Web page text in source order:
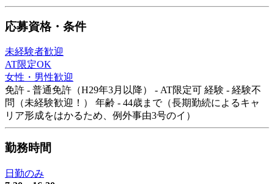
応募資格・条件
未経験者歓迎
AT限定OK
女性・男性歓迎
免許 - 普通免許（H29年3月以降） - AT限定可 経験 - 経験不
問（未経験歓迎！） 年齢 - 44歳まで（長期勤続によるキャ
リア形成をはかるため、例外事由3号のイ）
勤務時間
日勤のみ